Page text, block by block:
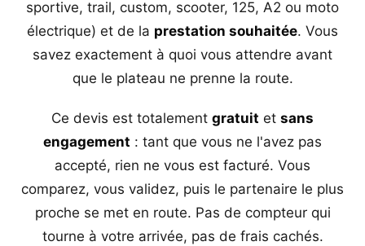
sportive, trail, custom, scooter, 125, A2 ou moto
électrique) et de la prestation souhaitée. Vous
savez exactement à quoi vous attendre avant
que le plateau ne prenne la route.
Ce devis est totalement gratuit et sans
engagement : tant que vous ne l'avez pas
accepté, rien ne vous est facturé. Vous
comparez, vous validez, puis le partenaire le plus
proche se met en route. Pas de compteur qui
tourne à votre arrivée, pas de frais cachés.